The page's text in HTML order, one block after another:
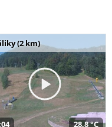
(2 km)
28,8 °C